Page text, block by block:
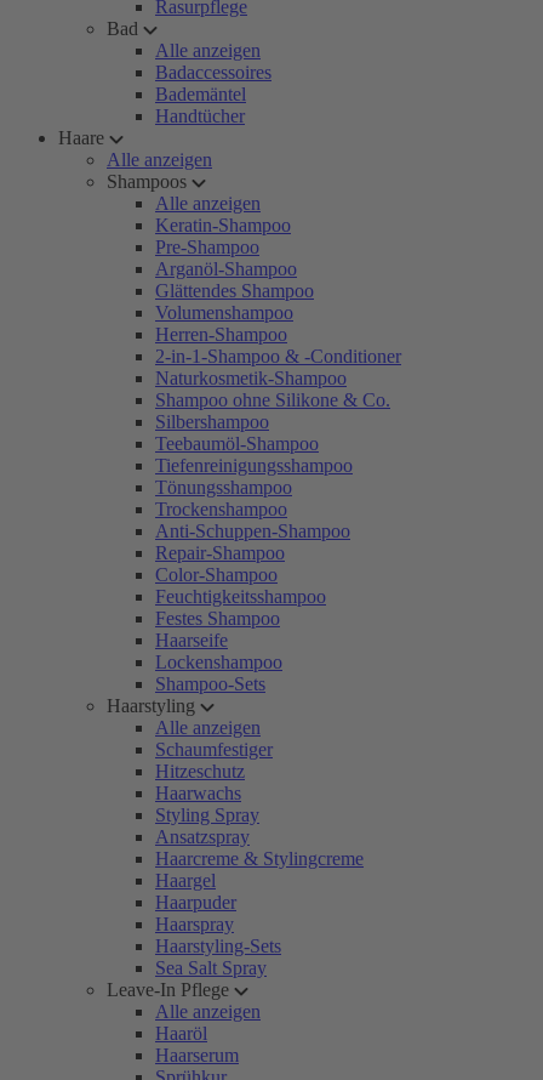
Rasurpflege
Bad
Alle anzeigen
Badaccessoires
Bademäntel
Handtücher
Haare
Alle anzeigen
Shampoos
Alle anzeigen
Keratin-Shampoo
Pre-Shampoo
Arganöl-Shampoo
Glättendes Shampoo
Volumenshampoo
Herren-Shampoo
2-in-1-Shampoo & -Conditioner
Naturkosmetik-Shampoo
Shampoo ohne Silikone & Co.
Silbershampoo
Teebaumöl-Shampoo
Tiefenreinigungsshampoo
Tönungsshampoo
Trockenshampoo
Anti-Schuppen-Shampoo
Repair-Shampoo
Color-Shampoo
Feuchtigkeitsshampoo
Festes Shampoo
Haarseife
Lockenshampoo
Shampoo-Sets
Haarstyling
Alle anzeigen
Schaumfestiger
Hitzeschutz
Haarwachs
Styling Spray
Ansatzspray
Haarcreme & Stylingcreme
Haargel
Haarpuder
Haarspray
Haarstyling-Sets
Sea Salt Spray
Leave-In Pflege
Alle anzeigen
Haaröl
Haarserum